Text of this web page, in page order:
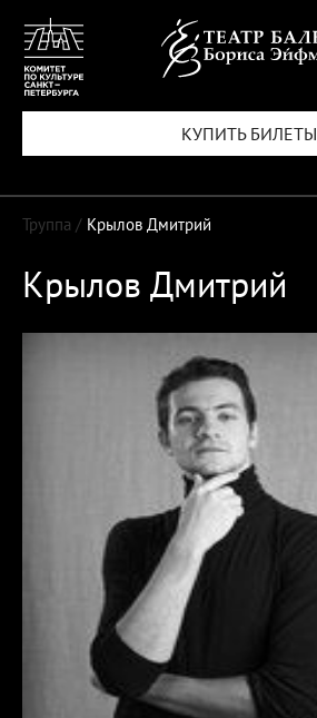
КУПИТЬ БИЛЕТЫ
Труппа / Крылов Дмитрий
Крылов Дмитрий